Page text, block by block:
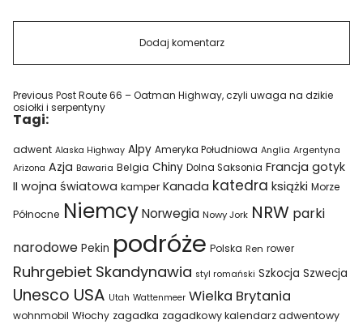
Previous PostRoute 66 – Oatman Highway, czyli uwaga na dzikie
osiołki i serpentyny
Tagi:
adwent Alaska Highway Alpy Ameryka Południowa Anglia Argentyna
Arizona Azja Bawaria Belgia Chiny Dolna Saksonia Francja gotyk
II wojna światowa kamper Kanada katedra książki Morze
Północne Niemcy Norwegia Nowy Jork NRW parki
narodowe Pekin podróże Polska Ren rower
Ruhrgebiet Skandynawia styl romański Szkocja Szwecja
Unesco USA Utah Wattenmeer Wielka Brytania
wohnmobil Włochy zagadka zagadkowy kalendarz adwentowy